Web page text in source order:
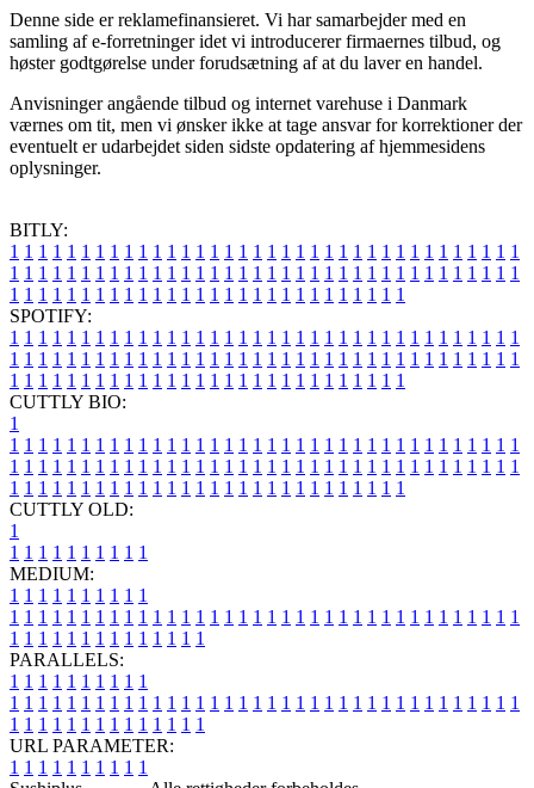
Denne side er reklamefinansieret. Vi har samarbejder med en
samling af e-forretninger idet vi introducerer firmaernes tilbud, og
høster godtgørelse under forudsætning af at du laver en handel.
Anvisninger angående tilbud og internet varehuse i Danmark
værnes om tit, men vi ønsker ikke at tage ansvar for korrektioner der
eventuelt er udarbejdet siden sidste opdatering af hjemmesidens
oplysninger.
BITLY:
1 1 1 1 1 1 1 1 1 1 1 1 1 1 1 1 1 1 1 1 1 1 1 1 1 1 1 1 1 1 1 1 1 1 1 1
1 1 1 1 1 1 1 1 1 1 1 1 1 1 1 1 1 1 1 1 1 1 1 1 1 1 1 1 1 1 1 1 1 1 1 1
1 1 1 1 1 1 1 1 1 1 1 1 1 1 1 1 1 1 1 1 1 1 1 1 1 1 1 1
SPOTIFY:
1 1 1 1 1 1 1 1 1 1 1 1 1 1 1 1 1 1 1 1 1 1 1 1 1 1 1 1 1 1 1 1 1 1 1 1
1 1 1 1 1 1 1 1 1 1 1 1 1 1 1 1 1 1 1 1 1 1 1 1 1 1 1 1 1 1 1 1 1 1 1 1
1 1 1 1 1 1 1 1 1 1 1 1 1 1 1 1 1 1 1 1 1 1 1 1 1 1 1 1
CUTTLY BIO:
1
1 1 1 1 1 1 1 1 1 1 1 1 1 1 1 1 1 1 1 1 1 1 1 1 1 1 1 1 1 1 1 1 1 1 1 1
1 1 1 1 1 1 1 1 1 1 1 1 1 1 1 1 1 1 1 1 1 1 1 1 1 1 1 1 1 1 1 1 1 1 1 1
1 1 1 1 1 1 1 1 1 1 1 1 1 1 1 1 1 1 1 1 1 1 1 1 1 1 1 1
CUTTLY OLD:
1
1 1 1 1 1 1 1 1 1 1
MEDIUM:
1 1 1 1 1 1 1 1 1 1
1 1 1 1 1 1 1 1 1 1 1 1 1 1 1 1 1 1 1 1 1 1 1 1 1 1 1 1 1 1 1 1 1 1 1 1
1 1 1 1 1 1 1 1 1 1 1 1 1 1
PARALLELS:
1 1 1 1 1 1 1 1 1 1
1 1 1 1 1 1 1 1 1 1 1 1 1 1 1 1 1 1 1 1 1 1 1 1 1 1 1 1 1 1 1 1 1 1 1 1
1 1 1 1 1 1 1 1 1 1 1 1 1 1
URL PARAMETER:
1 1 1 1 1 1 1 1 1 1